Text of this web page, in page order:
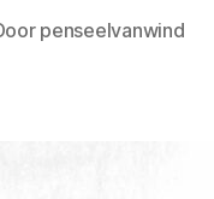
penseelvanwind